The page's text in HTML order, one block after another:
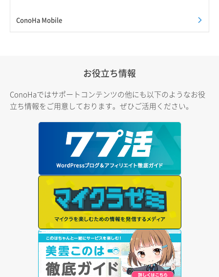
ConoHa Mobile
お役立ち情報
ConoHaではサポートコンテンツの他にも以下のようなお役
立ち情報をご用意しております。ぜひご活用ください。